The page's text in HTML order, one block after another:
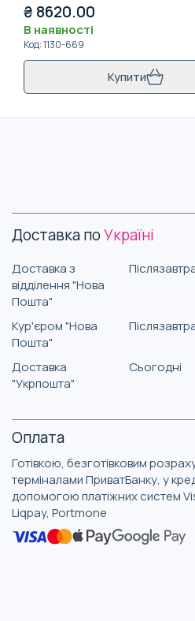
₴ 8620.00
В наявності
Код:1130-669
Купити
Доставка поУкраїні
Доставка з
відділення "Нова
Пошта"
Кур'єром "Нова
Пошта"
Доставка
"Укрпошта"
Сьогодні
Оплата
Готівкою, безготівковим
терміналами ПриватБанку, у
допомогою платіжних систем
Liqpay, Portmone